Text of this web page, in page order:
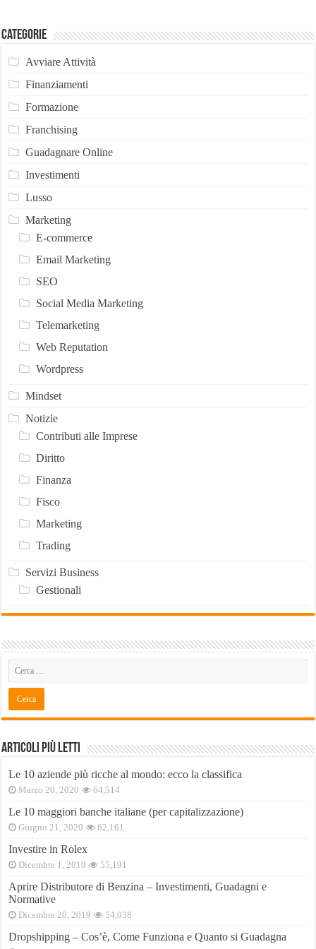
Categorie
Avviare Attività
Finanziamenti
Formazione
Franchising
Guadagnare Online
Investimenti
Lusso
Marketing
E-commerce
Email Marketing
SEO
Social Media Marketing
Telemarketing
Web Reputation
Wordpress
Mindset
Notizie
Contributi alle Imprese
Diritto
Finanza
Fisco
Marketing
Trading
Servizi Business
Gestionali
Articoli Più Letti
Le 10 aziende più ricche al mondo: ecco la classifica
Marzo 20, 2020 64,514
Le 10 maggiori banche italiane (per capitalizzazione)
Giugno 21, 2020 62,161
Investire in Rolex
Dicembre 1, 2019 55,191
Aprire Distributore di Benzina – Investimenti, Guadagni e
Normative
Dicembre 20, 2019 54,038
Dropshipping – Cos’è, Come Funziona e Quanto si Guadagna